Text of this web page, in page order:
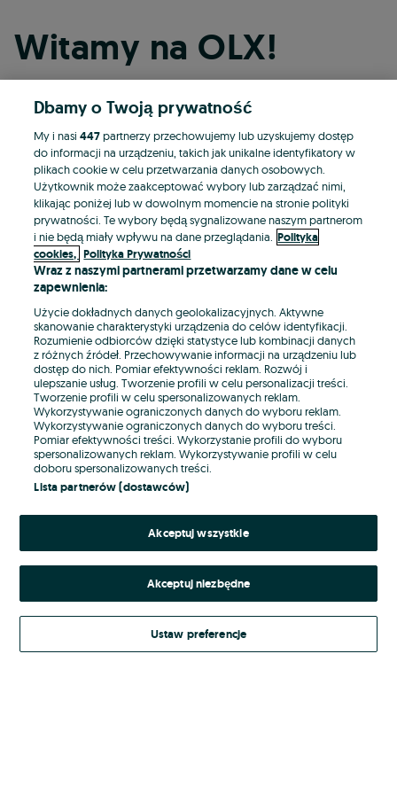
Witamy na OLX!
Kontynuuj przez Facebooka
Kontynuuj przez konto Apple
Kontynuuj przez konto Google
LUB
E-mail
Hasło
Nie pamiętasz hasła?
Zaloguj się
Kontynuując za pośrednictwem jednego z dostawców wskazanych powyżej,
Regulamin serwisuOLX.pl w jego aktualnym brzmieniu.
Dbamy o Twoją prywatność
My i nasi447partnerzy przechowujemy lub uzyskujemy dostęp
do informacji na urządzeniu, takich jak unikalne identyfikatory w
plikach cookie w celu przetwarzania danych osobowych.
Użytkownik może zaakceptować wybory lub zarządzać nimi,
klikając poniżej lub w dowolnym momencie na stronie polityki
prywatności. Te wybory będą sygnalizowane naszym partnerom
i nie będą miały wpływu na dane przeglądania. Polityka
cookies, Polityka Prywatności
Wraz z naszymi partnerami przetwarzamy dane w celu
zapewnienia:
Użycie dokładnych danych geolokalizacyjnych. Aktywne
skanowanie charakterystyki urządzenia do celów identyfikacji.
Rozumienie odbiorców dzięki statystyce lub kombinacji danych
z różnych źródeł. Przechowywanie informacji na urządzeniu lub
dostęp do nich. Pomiar efektywności reklam. Rozwój i
ulepszanie usług. Tworzenie profili w celu personalizacji treści.
Tworzenie profili w celu spersonalizowanych reklam.
Wykorzystywanie ograniczonych danych do wyboru reklam.
Wykorzystywanie ograniczonych danych do wyboru treści.
Pomiar efektywności treści. Wykorzystanie profili do wyboru
spersonalizowanych reklam. Wykorzystywanie profili w celu
doboru spersonalizowanych treści.
Lista partnerów (dostawców)
Akceptuj wszystkie
Akceptuj niezbędne
Ustaw preferencje